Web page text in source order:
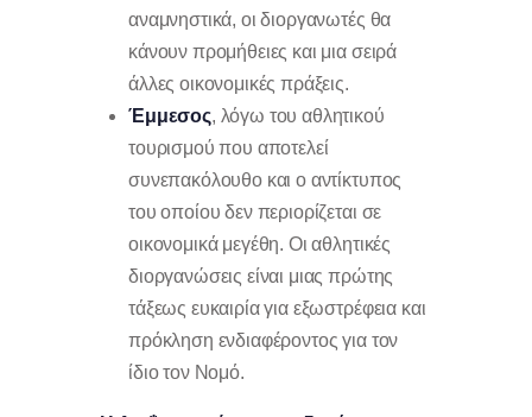
αναμνηστικά, οι διοργανωτές θα
κάνουν προμήθειες και μια σειρά
άλλες οικονομικές πράξεις.
Έμμεσος, λόγω του αθλητικού
τουρισμού που αποτελεί
συνεπακόλουθο και ο αντίκτυπος
του οποίου δεν περιορίζεται σε
οικονομικά μεγέθη. Οι αθλητικές
διοργανώσεις είναι μιας πρώτης
τάξεως ευκαιρία για εξωστρέφεια και
πρόκληση ενδιαφέροντος για τον
ίδιο τον Νομό.